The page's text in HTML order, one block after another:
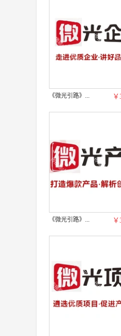
《微光引路》...
《微光引路》...